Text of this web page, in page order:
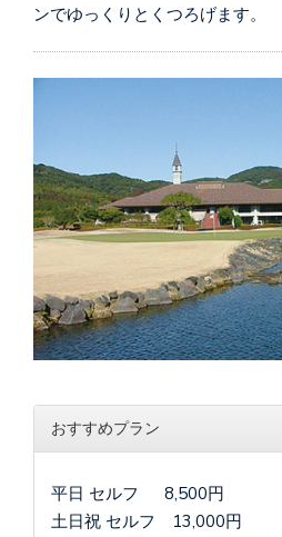
ンでゆっくりとくつろげます。
おすすめプラン
平日 セルフ 8,500円
土日祝 セルフ 13,000円